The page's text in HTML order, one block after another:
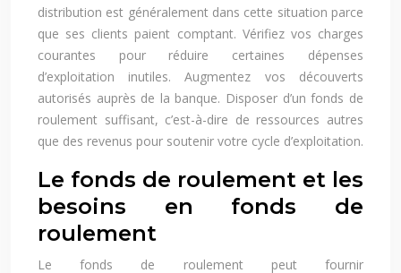
distribution est généralement dans cette situation parce
que ses clients paient comptant. Vérifiez vos charges
courantes pour réduire certaines dépenses
d’exploitation inutiles. Augmentez vos découverts
autorisés auprès de la banque. Disposer d’un fonds de
roulement suffisant, c’est-à-dire de ressources autres
que des revenus pour soutenir votre cycle d’exploitation.
Le fonds de roulement et les
besoins en fonds de
roulement
Le fonds de roulement peut fournir